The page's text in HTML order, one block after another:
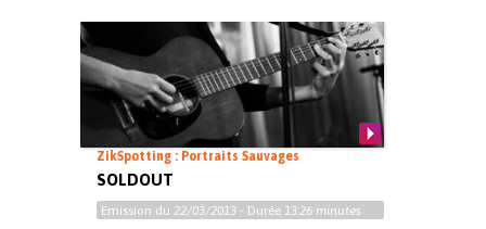
ZikSpotting : Portraits Sauvages
SOLDOUT
Emission du 22/03/2013 - Durée 13:26 minutes